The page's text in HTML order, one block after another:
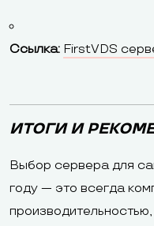
Ссылка: FirstVDS
ИТОГИ И
Выбор сервера для
году — это всегда